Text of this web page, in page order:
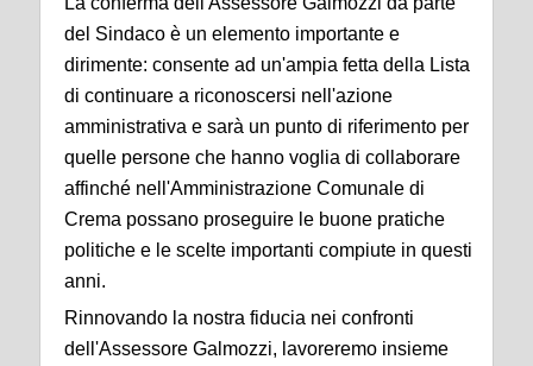
del Sindaco è un elemento importante e
dirimente: consente ad un'ampia fetta della Lista
di continuare a riconoscersi nell'azione
amministrativa e sarà un punto di riferimento per
quelle persone che hanno voglia di collaborare
affinché nell'Amministrazione Comunale di
Crema possano proseguire le buone pratiche
politiche e le scelte importanti compiute in questi
anni.
Rinnovando la nostra fiducia nei confronti
dell'Assessore Galmozzi, lavoreremo insieme